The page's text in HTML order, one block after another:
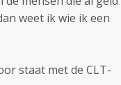
weet ik wie ik een
staat met de CLT-